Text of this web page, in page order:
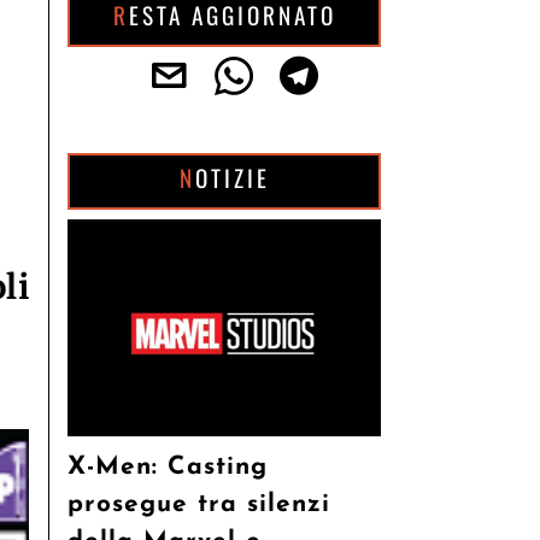
RESTA AGGIORNATO
NOTIZIE
X-Men: Casting
prosegue tra silenzi